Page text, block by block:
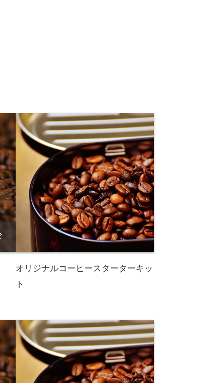
オリジナルコーヒースターターキッ
ト